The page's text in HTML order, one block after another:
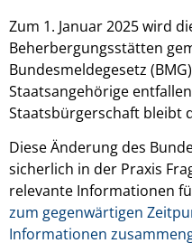
Zum 1. Januar 2025 wird
Beherbergungsstätten
Bundesmeldegesetz
Staatsangehörige
Staatsbürgerschaft bleibt
Diese Änderung des
sicherlich in der Praxis
relevante Informationen
zum gegenwärtigen
Informationen